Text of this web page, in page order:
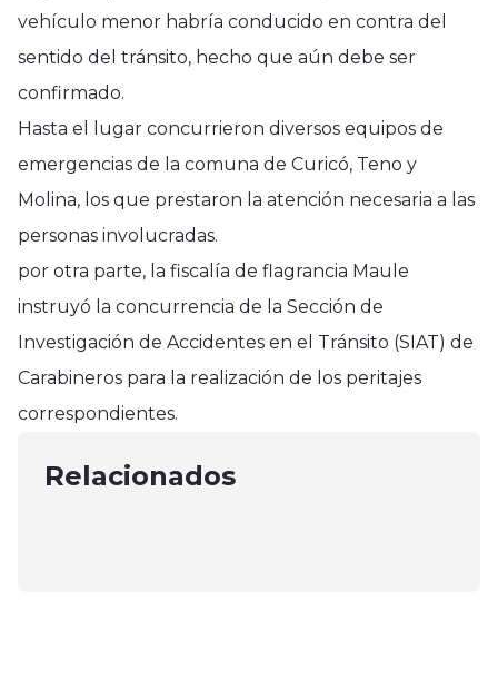
vehículo menor habría conducido en contra del
sentido del tránsito, hecho que aún debe ser
confirmado.
Hasta el lugar concurrieron diversos equipos de
emergencias de la comuna de Curicó, Teno y
Molina, los que prestaron la atención necesaria a las
personas involucradas.
por otra parte, la fiscalía de flagrancia Maule
instruyó la concurrencia de la Sección de
Investigación de Accidentes en el Tránsito (SIAT) de
Carabineros para la realización de los peritajes
correspondientes.
Relacionados
Región del Maule
En Pencahue se desarrolló
octubre 24, 2024
Región del Maule
Elige Vivir Sano entrega bochas
en Talca
convenio para implementar